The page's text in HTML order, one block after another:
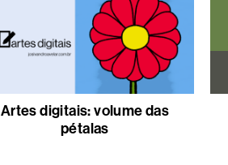
Artes digitais: volume das
pétalas